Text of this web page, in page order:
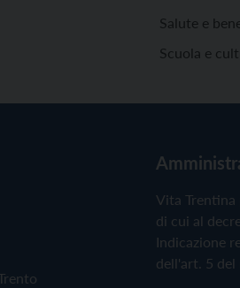
Salute e
Scuola e
Vita
di cui al
Indicazione
dell'art. 5 del